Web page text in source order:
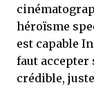
héroïsme
est capable
faut accepter
crédible,